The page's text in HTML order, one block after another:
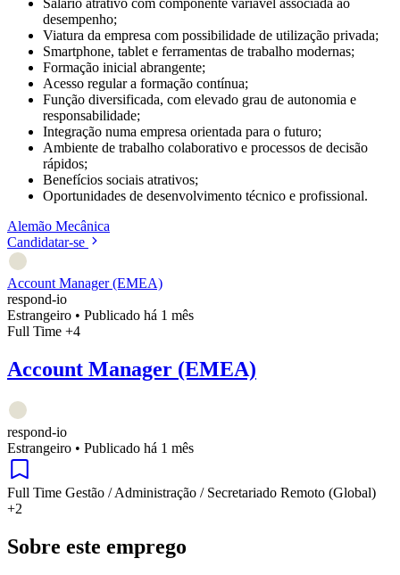
desempenho;
Viatura da empresa com possibilidade de utilização privada;
Smartphone, tablet e ferramentas de trabalho modernas;
Formação inicial abrangente;
Acesso regular a formação contínua;
Função diversificada, com elevado grau de autonomia e
responsabilidade;
Integração numa empresa orientada para o futuro;
Ambiente de trabalho colaborativo e processos de decisão
rápidos;
Benefícios sociais atrativos;
Oportunidades de desenvolvimento técnico e profissional.
Alemão Mecânica
Candidatar-se
Account Manager (EMEA)
respond-io
Estrangeiro • Publicado há 1 mês
Full Time +4
Account Manager (EMEA)
respond-io
Estrangeiro • Publicado há 1 mês
Full Time Gestão / Administração / Secretariado Remoto (Global)
+2
Sobre este emprego